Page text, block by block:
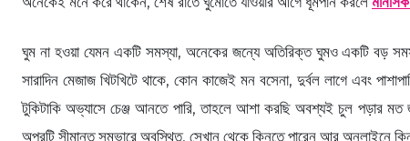
ঘুম না হওয়া যেমন একটি সমস্যা, অনেকের জন্যে অতিরিক্ত ঘুমও একটি বড়
সারাদিন মেজাজ খিটখিটে থাকে, কোন কাজেই মন বসেনা, দুর্বল লাগে এবং
টুকিটাকি অভ্যাসে চেঞ্জ আনতে পারি, তাহলে আশা করছি অবশ্যই চুল পড়ার মত
অপরটি সীমান্ত সম্ভারে অবস্থিত, সেখান থেকে কিনতে পারেন আর অনলাইনে